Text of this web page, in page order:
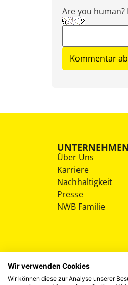
Are you human?
UNTERNEHMEN
Über Uns
Karriere
Nachhaltigkeit
Presse
NWB Familie
Wir verwenden Cookies
Wir können diese zur Analyse unserer